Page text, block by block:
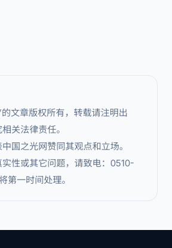
文章版权所有，转载请注明出
关法律责任。
国之光网赞同其观点和立场。
性或其它问题，请致电：0510-
第一时间处理。